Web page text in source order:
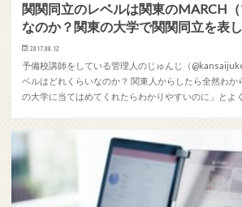
関関同立のレベルは関東のMARCH
なのか？関東の大学で関関同立を表
2017.08.12
予備校講師をしている管理人のじゅんじ（
ベルはどれくらいなのか？ 関東人からしたら全然わか
の大学に当てはめてくれたらわかりやすいのに」とよ